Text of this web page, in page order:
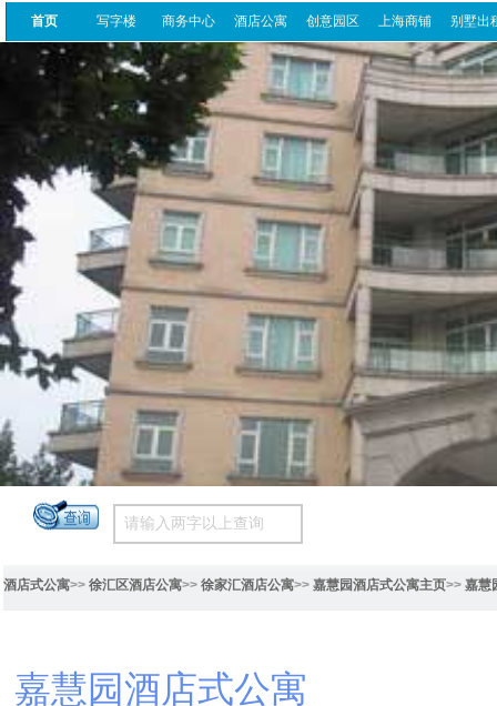
首页 写字楼 商务中心 酒店公寓 创意园区 上海商铺 别墅出
酒店式公寓>> 徐汇区酒店公寓>> 徐家汇酒店公寓>> 嘉慧园酒店式公寓主页>> 嘉慧
嘉慧园酒店式公寓